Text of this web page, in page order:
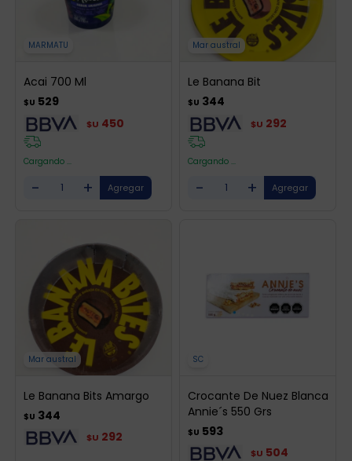
MARMATU
Acai 700 Ml
$U 529
$U 450
Cargando ...
- +
Mar austral
Le Banana Bit
$U 344
$U 292
Cargando ...
- +
Mar austral
Le Banana Bits Amargo
$U 344
$U 292
SC
Crocante De Nuez Blanca
Annie´s 550 Grs
$U 593
$U 504